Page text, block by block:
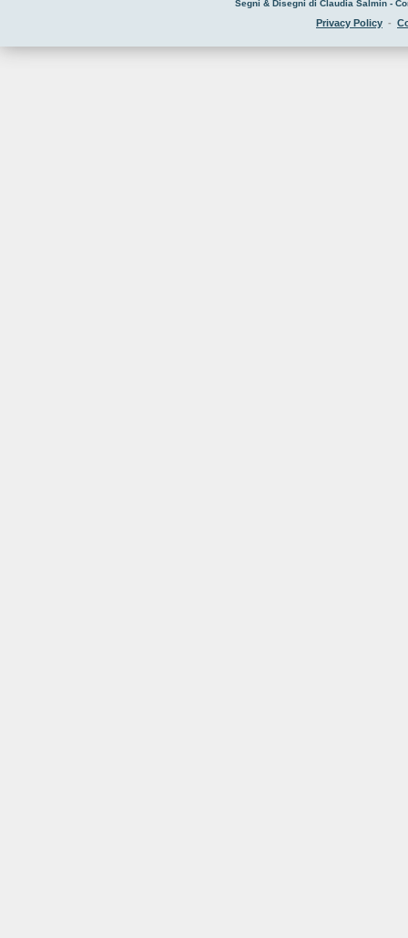
Segni & Disegni di Claudia Salmin -
Privacy Policy -